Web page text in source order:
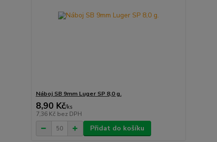
Náboj SB 9mm Luger SP 8,0 g.
8,90 Kč/ks
7,36 Kč bez DPH
Přidat do košíku